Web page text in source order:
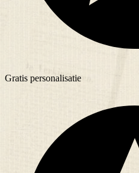
Gratis personalisatie